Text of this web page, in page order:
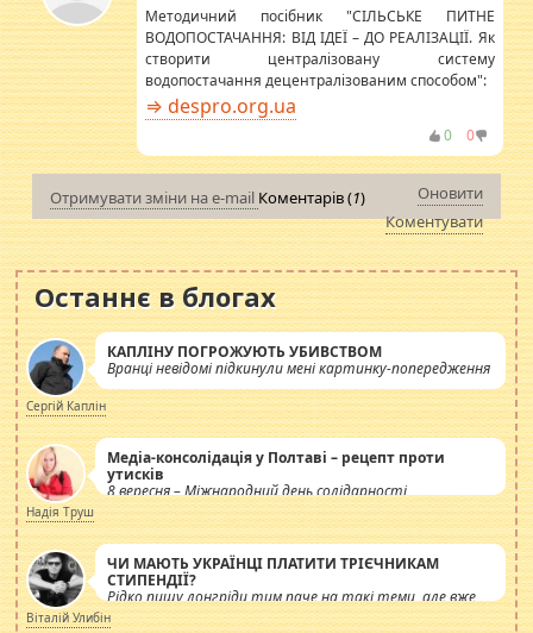
Методичний посібник "СІЛЬСЬКЕ ПИТНЕ
ВОДОПОСТАЧАННЯ: ВІД ІДЕЇ – ДО РЕАЛІЗАЦІЇ. Як
створити централізовану систему
водопостачання децентралізованим способом":
⇒ despro.org.ua
0
0
Отримувати зміни на e-mail Коментарів (1)
Оновити
Коментувати
Останнє в блогах
КАПЛІНУ ПОГРОЖУЮТЬ УБИВСТВОМ
Вранці невідомі підкинули мені картинку-попередження
Сергій Каплін
Медіа-консолідація у Полтаві – рецепт проти
утисків
8 вересня – Міжнародний день солідарності
журналістів.
Надія Труш
ЧИ МАЮТЬ УКРАЇНЦІ ПЛАТИТИ ТРІЄЧНИКАМ
СТИПЕНДІЇ?
Рідко пишу лонгріди тим паче на такі теми, але вже
просто дістало! Обурюють сьогоднішні інсенуації
Віталій Улибін